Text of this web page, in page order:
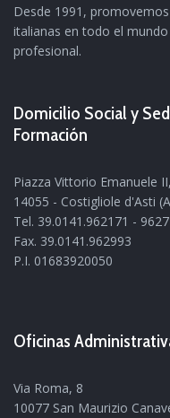
Desde 1991,
italianas en todo el
profesional.
Domicilio Social y
Formación
Piazza Vittorio Emanuele
14055 - Costigliole d'Asti
Tel. 39.0141.962171 -
Fax. 39.0141.962993
P.I. 01683920050
Oficinas
Via Roma, 8
10077 San Maurizio